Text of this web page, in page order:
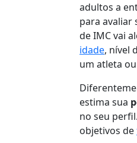
adultos a
para avaliar
de IMC vai
idade, nível
um atleta
estima sua
no seu
objetivos de